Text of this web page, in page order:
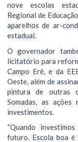
nove escolas
Regional de
aparelhos de ar-
estadual.
O governador
licitatório para
Campo Erê, e da
Oeste, além de
pintura de outras
Somadas, as ações
investimentos.
“Quando
futuro. Escola boa é